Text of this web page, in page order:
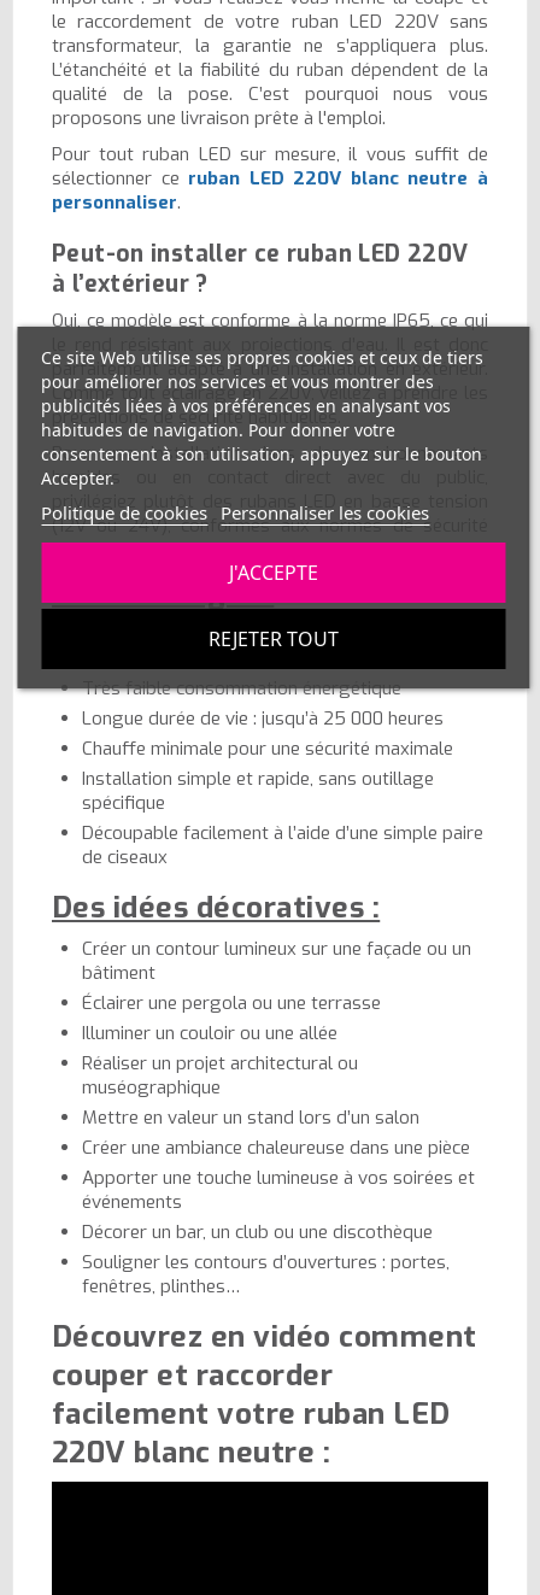
le raccordement de votre ruban LED 220V sans
transformateur, la garantie ne s’appliquera plus.
L’étanchéité et la fiabilité du ruban dépendent de la
qualité de la pose. C’est pourquoi nous vous
proposons une livraison prête à l'emploi.
Pour tout ruban LED sur mesure, il vous suffit de
sélectionner ce ruban LED 220V blanc neutre à
personnaliser.
Peut-on installer ce ruban LED 220V
à l’extérieur ?
Oui, ce modèle est conforme à la norme IP65, ce qui
parfaitement adapté à une installation en extérieur.
Comme tout éclairage en 220V, veillez à prendre les
précautions de sécurité habituelles.
Pour une installation dans des environnements
humides ou en contact direct avec du public,
privilégiez plutôt des rubans LED en basse tension
(12V ou 24V), conformes aux normes de sécurité
pour ces usages spécifiques.
Les avantages :
Souple, léger et résistant aux chocs : aucun
Très faible consommation énergétique
Longue durée de vie : jusqu’à 25 000 heures
Chauffe minimale pour une sécurité maximale
Installation simple et rapide, sans outillage
spécifique
Découpable facilement à l’aide d’une simple paire
de ciseaux
Des idées décoratives :
Créer un contour lumineux sur une façade ou un
bâtiment
Éclairer une pergola ou une terrasse
Illuminer un couloir ou une allée
Réaliser un projet architectural ou
muséographique
Mettre en valeur un stand lors d’un salon
Créer une ambiance chaleureuse dans une pièce
Apporter une touche lumineuse à vos soirées et
événements
Décorer un bar, un club ou une discothèque
Souligner les contours d’ouvertures : portes,
fenêtres, plinthes…
Découvrez en vidéo comment
couper et raccorder
facilement votre ruban LED
220V blanc neutre :
Ce site Web utilise ses propres cookies et ceux de tiers
pour améliorer nos services et vous montrer des
publicités liées à vos préférences en analysant vos
habitudes de navigation. Pour donner votre
consentement à son utilisation, appuyez sur le bouton
Accepter.
Politique de cookies Personnaliser les cookies
REJETER TOUT
J'ACCEPTE